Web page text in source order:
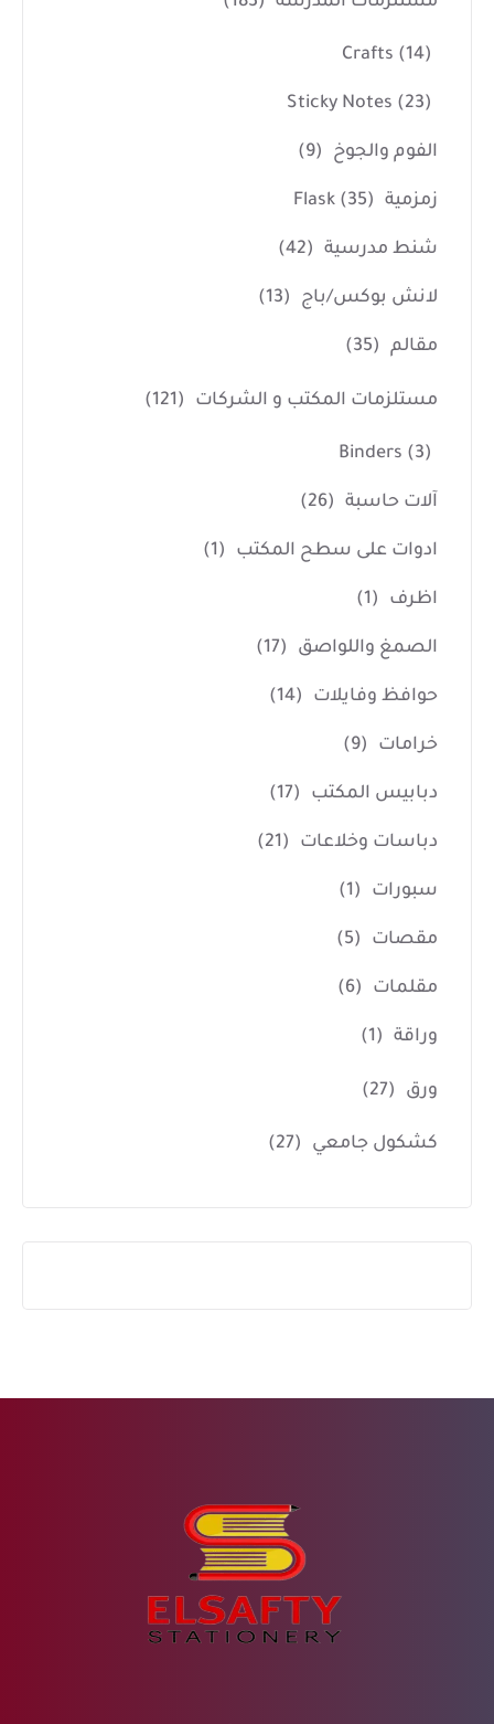
Crafts (14)
Sticky Notes (23)
الفوم والجوخ (9)
زمزمية Flask (35)
شنط مدرسية (42)
لانش بوكس/باج (13)
مقالم (35)
مستلزمات المكتب و الشركات (121)
Binders (3)
آلات حاسبة (26)
ادوات على سطح المكتب (1)
اظرف (1)
الصمغ واللواصق (17)
حوافظ وفايلات (14)
خرامات (9)
دبابيس المكتب (17)
دباسات وخلاعات (21)
سبورات (1)
مقصات (5)
مقلمات (6)
وراقة (1)
ورق (27)
كشكول جامعي (27)